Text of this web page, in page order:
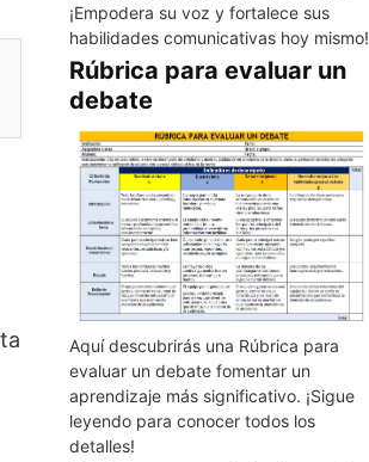
¡Empodera su voz y fortalece sus
habilidades comunicativas hoy mismo!
Rúbrica para evaluar un
debate
Aquí descubrirás una Rúbrica para
evaluar un debate fomentar un
aprendizaje más significativo. ¡Sigue
leyendo para conocer todos los
detalles!